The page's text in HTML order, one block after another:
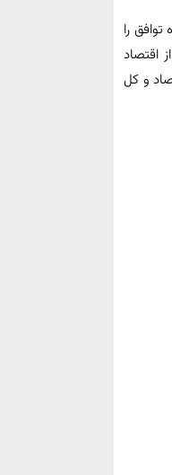
را
اقتصاد
و کل